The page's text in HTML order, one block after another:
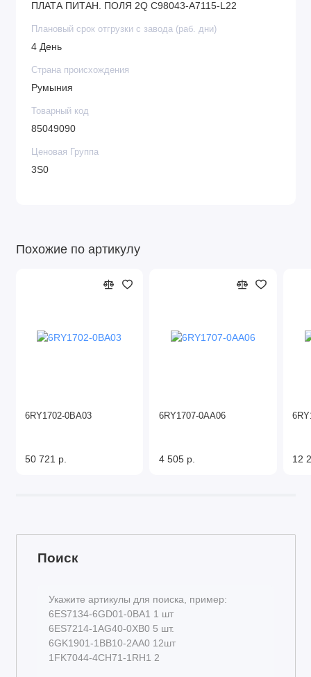
ПЛАТА ПИТАН. ПОЛЯ 2Q C98043-A7115-L22
Плановый срок отгрузки с завода (раб. дни)
4 День
Страна происхождения
Румыния
Товарный код
85049090
Ценовая Группа
3S0
Похожие по артикулу
6RY1702-0BA03
50 721 р.
6RY1707-0AA06
4 505 р. 12
Поиск